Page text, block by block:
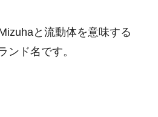
と流動体を意味する
ンド名です。